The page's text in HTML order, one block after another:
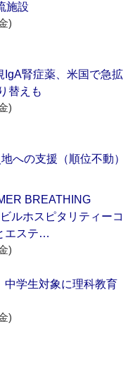
施設
)
IgA腎症薬、米国で急拡
替えも
)
への支援（順位不動）
BREATHING
ルホスピタリティーコ
エステ…
)
中学生対象に理科教育
)